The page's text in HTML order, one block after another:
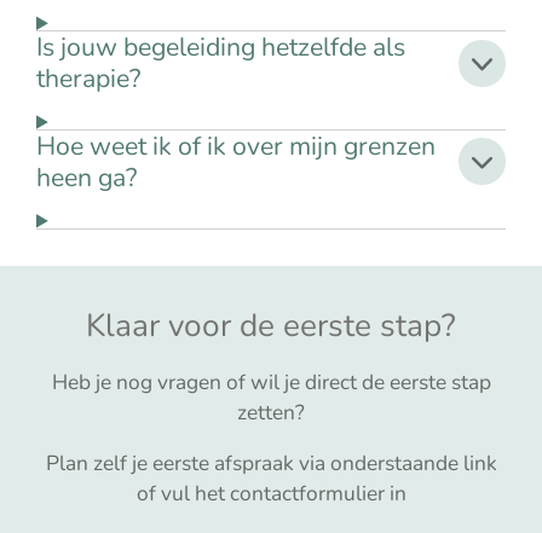
Is jouw begeleiding hetzelfde als
therapie?
Hoe weet ik of ik over mijn grenzen
heen ga?
Klaar voor de eerste stap?
Heb je nog vragen of wil je direct de eerste stap
zetten?
Plan zelf je eerste afspraak via onderstaande link
of vul het contactformulier in